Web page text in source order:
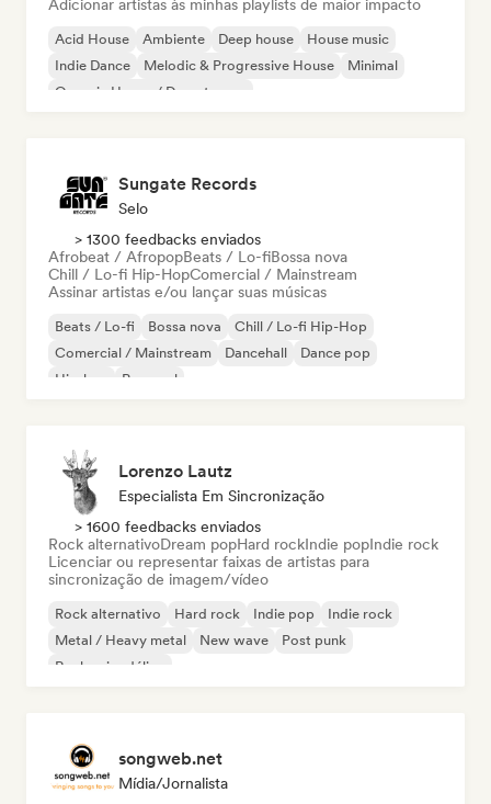
Adicionar artistas às minhas playlists de maior impacto
Acid House Ambiente Deep house
House music
Indie Dance
Melodic & Progressive House
Minimal
Organic House / Downtempo
Sungate Records
Selo
> 1300 feedbacks enviados
Afrobeat / AfropopBeats / Lo-fiBossa nova
Chill / Lo-fi Hip-HopComercial / Mainstream
Assinar artistas e/ou lançar suas músicas
Beats / Lo-fi Bossa nova
Chill / Lo-fi Hip-Hop
Comercial / Mainstream
Dancehall
Dance pop
Hip-hop
Pop soul
Lorenzo Lautz
Especialista Em Sincronização
> 1600 feedbacks enviados
Rock alternativoDream popHard rockIndie popIndie rock
Licenciar ou representar faixas de artistas para
sincronização de imagem/vídeo
Rock alternativo Hard rock Indie pop
Indie rock
Metal / Heavy metal
New wave
Post punk
Rock psicodélico
songweb.net
Mídia/Jornalista